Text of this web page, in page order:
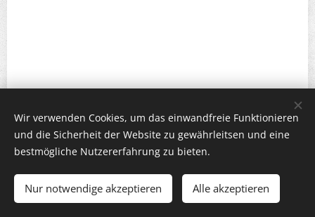
© 1980-2026 |Impressum|Datenschutz|Kontakt|Feedback
Unterstützt von
Webnode Cookies
Wir verwenden Cookies, um das einwandfreie Funktionieren
und die Sicherheit der Website zu gewährleitsen und eine
bestmögliche Nutzererfahrung zu bieten.
Nur notwendige akzeptieren Alle akzeptieren